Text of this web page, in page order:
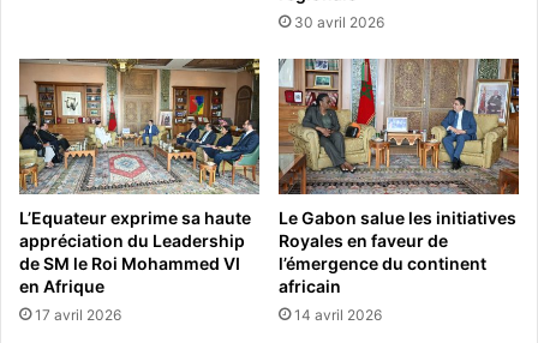
30 avril 2026
L’Equateur exprime sa haute
appréciation du Leadership
de SM le Roi Mohammed VI
en Afrique
17 avril 2026
Le Gabon salue les initiatives
Royales en faveur de
l’émergence du continent
africain
14 avril 2026